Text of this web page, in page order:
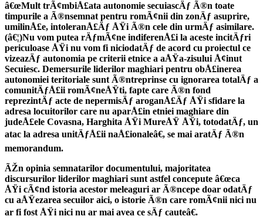
â€œMult trÃ¢mbiÅ£ata autonomie secuiascÄƒ Ã®n toate
timpurile a Ã®nsemnat pentru romÃ¢nii din zonÄƒ asuprire,
umilinÅ£e, intoleranÅ£Äƒ ÅŸi Ã®n cele din urmÄƒ asimilare.
(â€¦)Nu vom putea rÄƒmÃ¢ne indiferenÅ£i la aceste incitÄƒri
periculoase ÅŸi nu vom fi niciodatÄƒ de acord cu proiectul ce
vizeazÄƒ autonomia pe criterii etnice a aÅŸa-zisului Å¢inut
Secuiesc. Demersurile liderilor maghiari pentru obÅ£inerea
autonomiei teritoriale sunt Ã®ntreprinse cu ignorarea totalÄƒ a
comunitÄƒÅ£ii romÃ¢neÅŸti, fapte care Ã®n fond
reprezintÄƒ acte de nepermisÄƒ aroganÅ£Äƒ ÅŸi sfidare la
adresa locuitorilor care nu aparÅ£in etniei maghiare din
judeÅ£ele Covasna, Harghita ÅŸi MureÅŸ ÅŸi, totodatÄƒ, un
atac la adresa unitÄƒÅ£ii naÅ£ionaleâ€, se mai aratÄƒ Ã®n
memorandum.
ÃŽn opinia semnatarilor documentului, majoritatea
discursurilor liderilor maghiari sunt astfel concepute â€œca
ÅŸi cÃ¢nd istoria acestor meleaguri ar Ã®ncepe doar odatÄƒ
cu aÅŸezarea secuilor aici, o istorie Ã®n care romÃ¢nii nici nu
ar fi fost ÅŸi nici nu ar mai avea ce sÄƒ cauteâ€.